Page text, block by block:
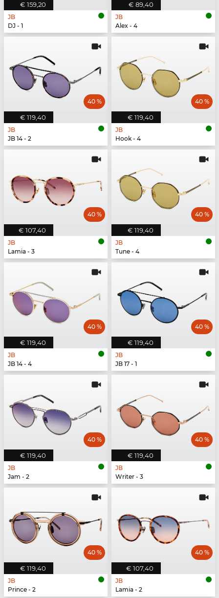
€ 159,20
JB
DJ - 1
€ 89,40
JB
Alex - 4
€ 119,40
40 %
JB
JB 14 - 2
€ 119,40
40 %
JB
Hook - 4
€ 107,40
40 %
JB
Lamia - 3
€ 119,40
40 %
JB
Tune - 4
€ 119,40
40 %
JB
JB 14 - 4
€ 119,40
40 %
JB
JB 17 - 1
€ 119,40
40 %
JB
Jam - 2
€ 119,40
40 %
JB
Writer - 3
€ 119,40
40 %
JB
Prince - 2
€ 107,40
40 %
JB
Lamia - 2